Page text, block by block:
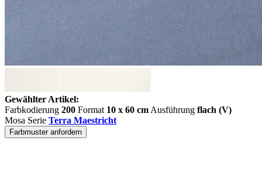
Gewählter Artikel:
Farbkodierung 200 Format 10 x 60 cm Ausführung flach (V)
Mosa Serie Terra Maestricht
Farbmuster anfordern